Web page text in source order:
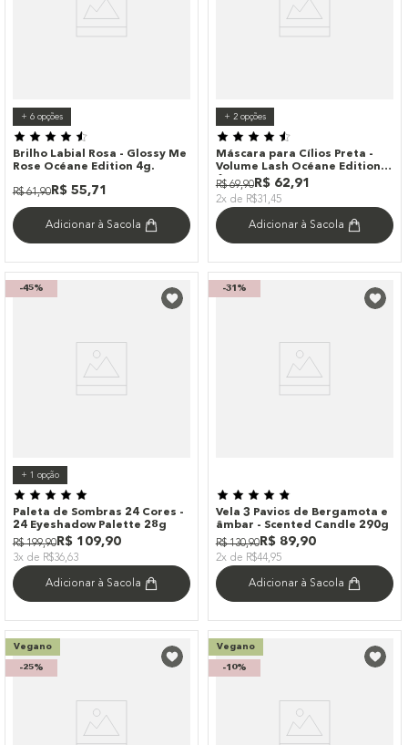
+ 6opções
Brilho Labial Rosa - Glossy Me
Rose Océane Edition 4g.
R$ 61,90R$ 55,71
Adicionar à Sacola
+ 2opções
Máscara para Cílios Preta -
Volume Lash Océane Edition
6g
R$ 69,90R$ 62,91
2x de R$31,45
Adicionar à Sacola
-45%
+ 1 opção
Paleta de Sombras 24 Cores -
24 Eyeshadow Palette 28g
R$ 199,90R$ 109,90
3x de R$36,63
Adicionar à Sacola
-31%
Vela 3 Pavios de Bergamota e
âmbar - Scented Candle 290g
R$ 130,90R$ 89,90
2x de R$44,95
Adicionar à Sacola
Vegano
-25%
Vegano
-10%